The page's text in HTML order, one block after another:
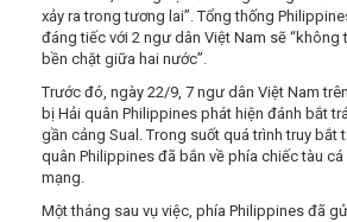
xảy ra trong tương lai”. Tổng thống
đáng tiếc với 2 ngư dân Việt Nam sẽ “không
bền chặt giữa hai nước”.
Trước đó, ngày 22/9, 7 ngư dân Việt Nam
bị Hải quân Philippines phát hiện đánh bắt
gần cảng Sual. Trong suốt quá trình truy bắt
quân Philippines đã bắn về phía chiếc tàu
mạng.
Một tháng sau vụ việc, phía Philippines đã